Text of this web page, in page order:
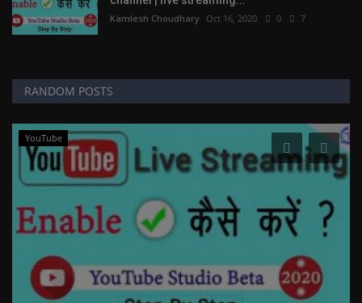
Kamlesh Choudhary Oct 16, 2020 0 7
RANDOM POSTS
YouTube